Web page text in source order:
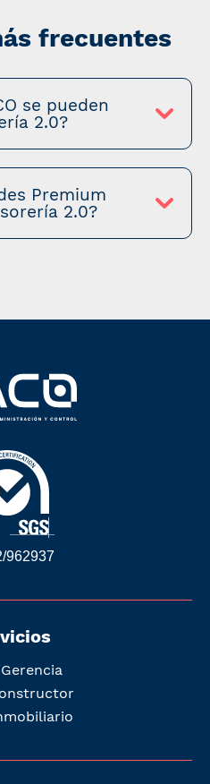
frecuentes
se pueden
2.0?
Premium
2.0?
962937
Gerencia